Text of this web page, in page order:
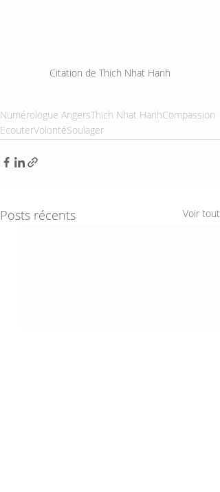
Citation de Thich Nhat Hanh
Numérologue AngersThich Nhat HanhCompassion
EcouterVolontéSoulager
Posts récents Voir tout